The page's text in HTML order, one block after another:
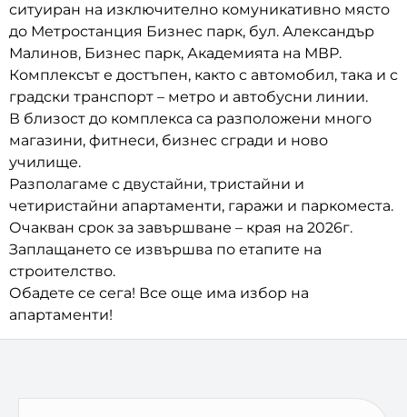
ситуиран на изключително комуникативно място
до Метростанция Бизнес парк, бул. Александър
Малинов, Бизнес парк, Академията на МВР.
Комплексът е достъпен, както с автомобил, така и с
градски транспорт – метро и автобусни линии.
В близост до комплекса са разположени много
магазини, фитнеси, бизнес сгради и ново
училище.
Разполагаме с двустайни, тристайни и
четиристайни апартаменти, гаражи и паркоместа.
Очакван срок за завършване – края на 2026г.
Заплащането се извършва по етапите на
строителство.
Обадете се сега! Все още има избор на
апартаменти!